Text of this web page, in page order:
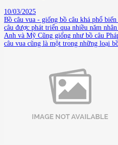
10/03/2025
Bồ câu vua - giống bồ câu khá phổ
câu được phát triển qua nhiều năm
Anh và Mỹ Cũng giống như bồ câu
câu vua cũng là một trong những loại